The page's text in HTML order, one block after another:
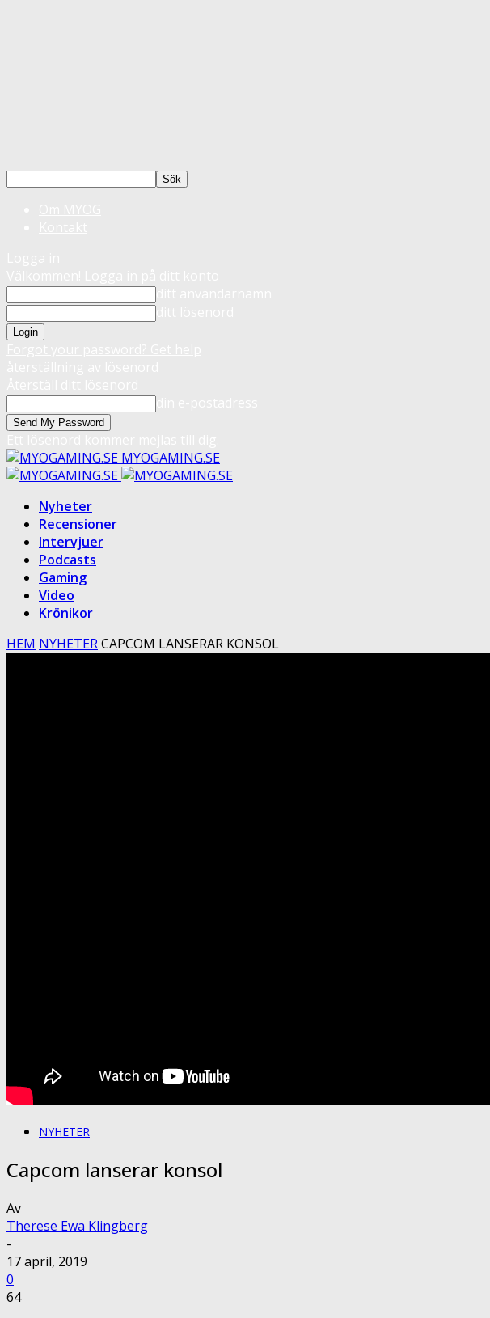
MYOGAMING.SE
Nyheter
Recensioner
Intervjuer
Podcasts
Gaming
Video
Krönikor
HEM NYHETERCAPCOM LANSERAR KONSOL
NYHETER
Capcom lanserar konsol
Av
Therese Ewa Klingberg
-
17 april, 2019
0
64